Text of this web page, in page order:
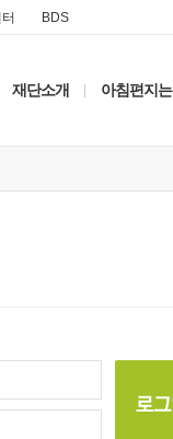
BDS
재단소개 아침편지는